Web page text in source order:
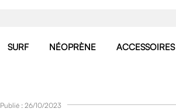
SURF NÉOPRÈNE ACCESSOIRES
Publié : 26/10/2023